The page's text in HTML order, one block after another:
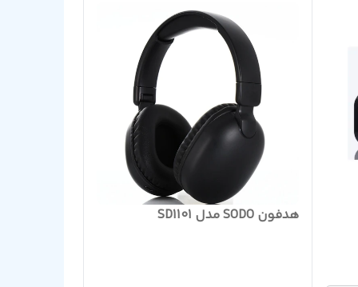
هدفون SODO مدل SD1101